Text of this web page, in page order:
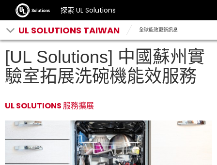
探索 UL Solutions
UL SOLUTIONS TAIWAN 全球能效更新訊息
[UL Solutions] 中國蘇州實
驗室拓展洗碗機能效服務
UL SOLUTIONS 服務擴展